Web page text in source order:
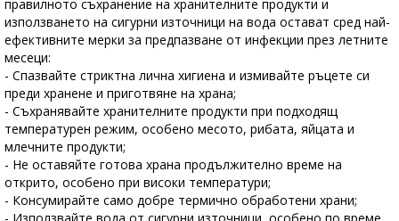
правилното съхранение на хранителните продукти и
използването на сигурни източници на вода остават сред най-
ефективните мерки за предпазване от инфекции през летните
месеци:
- Спазвайте стриктна лична хигиена и измивайте ръцете си
преди хранене и приготвяне на храна;
- Съхранявайте хранителните продукти при подходящ
температурен режим, особено месото, рибата, яйцата и
млечните продукти;
- Не оставяйте готова храна продължително време на
открито, особено при високи температури;
- Консумирайте само добре термично обработени храни;
- Използвайте вода от сигурни източници, особено по време